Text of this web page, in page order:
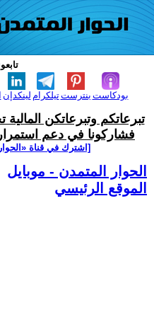
لينكدإن تيلكرامبنترست بودكاست
تبرعاتكم وتبرعاتكن
فشاركونا في دعم
[اشترك في قناة
الحوار المتمدن - موبايل
الموقع الرئيسي